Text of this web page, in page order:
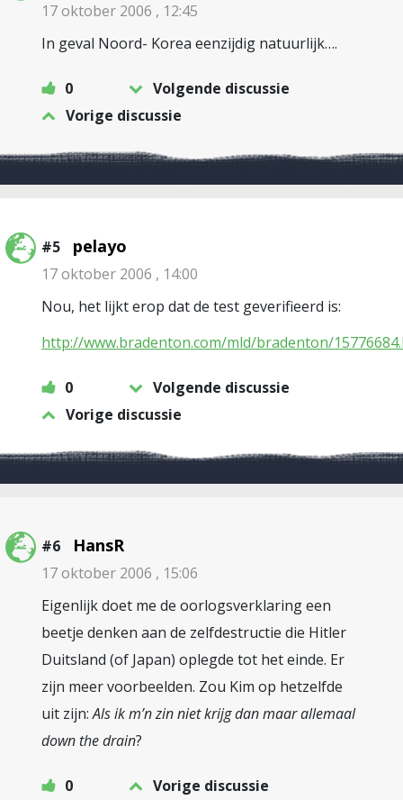
17 oktober 2006 , 12:45
In geval Noord- Korea eenzijdig natuurlijk….
0
Volgende discussie
Vorige discussie
#5 pelayo
17 oktober 2006 , 14:00
Nou, het lijkt erop dat de test geverifieerd is:
http://www.bradenton.com/mld/bradenton/
0
Volgende discussie
Vorige discussie
#6 HansR
17 oktober 2006 , 15:06
Eigenlijk doet me de oorlogsverklaring een
beetje denken aan de zelfdestructie die Hitler
Duitsland (of Japan) oplegde tot het einde. Er
zijn meer voorbeelden. Zou Kim op hetzelfde
uit zijn:Als ik m’n zin niet krijg dan maar allemaal
down the drain?
0 Vorige discussie